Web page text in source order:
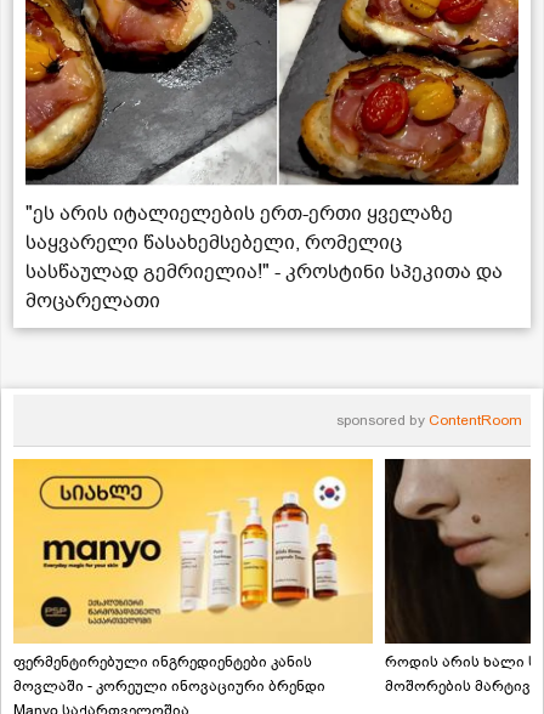
"ეს არის იტალიელების ერთ-ერთი ყველაზე
საყვარელი წასახემსებელი, რომელიც
სასწაულად გემრიელია!" - კროსტინი სპეკითა და
მოცარელათი
sponsored by ContentRoom
ფერმენტირებული ინგრედიენტები კანის
მოვლაში - კორეული ინოვაციური ბრენდი
Manyo საქართველოშია
როდის არის ხალი
მოშორების